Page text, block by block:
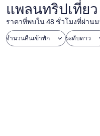
แพลนทริปเที่ย
ราคาที่พบใน 48 ชั่วโมงที่ผ่าน
จำนวนคืนเข้าพัก ระดับดาว